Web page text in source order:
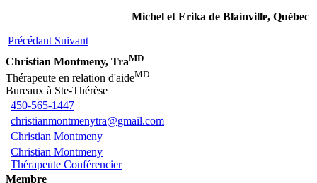
Michel et Erika de Blainville, Québec
Précédant Suivant
Christian Montmeny, TraMD
Thérapeute en relation d'aideMD
Bureaux à Ste-Thérèse
450-565-1447
christianmontmenytra@gmail.com
Christian Montmeny
Christian Montmeny
Thérapeute Conférencier
Membre